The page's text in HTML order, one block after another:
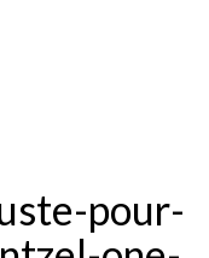
pour-